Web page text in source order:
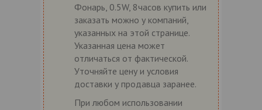
Фонарь, 0.5W, 8часов купить или
заказать можно у компаний,
указанных на этой странице.
Указанная цена может
отличаться от фактической.
Уточняйте цену и условия
доставки у продавца заранее.
При любом использовании